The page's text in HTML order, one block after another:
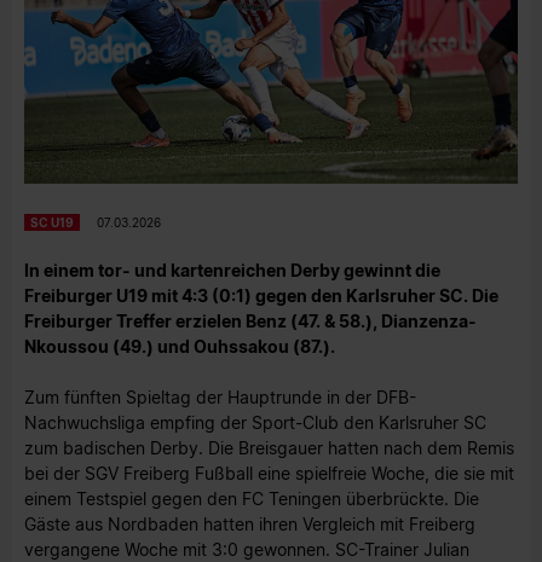
SC U19 07.03.2026
In einem tor- und kartenreichen Derby gewinnt die
Freiburger U19 mit 4:3 (0:1) gegen den Karlsruher SC. Die
Freiburger Treffer erzielen Benz (47. & 58.), Dianzenza-
Nkoussou (49.) und Ouhssakou (87.).
Zum fünften Spieltag der Hauptrunde in der DFB-
Nachwuchsliga empfing der Sport-Club den Karlsruher SC
zum badischen Derby. Die Breisgauer hatten nach dem Remis
bei der SGV Freiberg Fußball eine spielfreie Woche, die sie mit
einem Testspiel gegen den FC Teningen überbrückte. Die
Gäste aus Nordbaden hatten ihren Vergleich mit Freiberg
vergangene Woche mit 3:0 gewonnen. SC-Trainer Julian